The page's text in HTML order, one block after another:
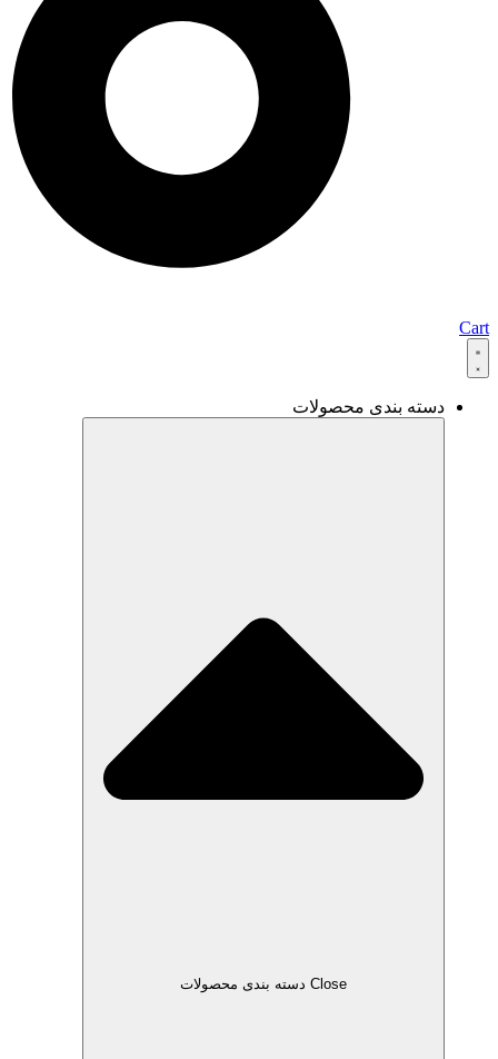
Cart
دسته بندی محصولات
Close دسته بندی محصولات